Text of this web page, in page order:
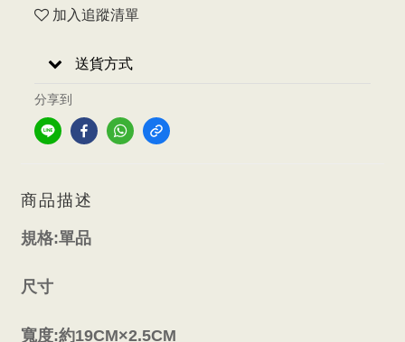
加入追蹤清單
送貨方式
分享到
商品描述
規格:單品
尺寸
寬度:約19CM×2.5CM